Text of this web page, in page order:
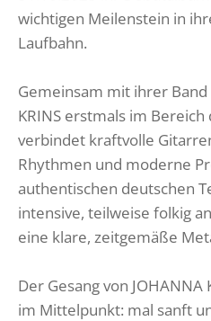
wichtigen Meilenstein in
Laufbahn.
Gemeinsam mit ihrer Band
KRINS erstmals im
verbindet kraftvolle
Rhythmen und moderne
authentischen deutschen
intensive, teilweise folkig
eine klare, zeitgemäße
Der Gesang von
im Mittelpunkt: mal sanft